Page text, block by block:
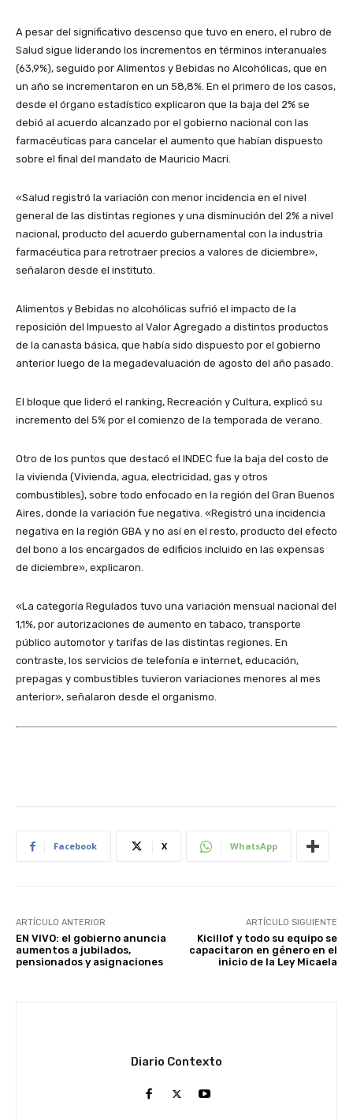
A pesar del significativo descenso que tuvo en enero, el rubro de
Salud sigue liderando los incrementos en términos interanuales
(63,9%), seguido por Alimentos y Bebidas no Alcohólicas, que en
un año se incrementaron en un 58,8%. En el primero de los casos,
desde el órgano estadístico explicaron que la baja del 2% se
debió al acuerdo alcanzado por el gobierno nacional con las
farmacéuticas para cancelar el aumento que habían dispuesto
sobre el final del mandato de Mauricio Macri.
«Salud registró la variación con menor incidencia en el nivel
general de las distintas regiones y una disminución del 2% a nivel
nacional, producto del acuerdo gubernamental con la industria
farmacéutica para retrotraer precios a valores de diciembre»,
señalaron desde el instituto.
Alimentos y Bebidas no alcohólicas sufrió el impacto de la
reposición del Impuesto al Valor Agregado a distintos productos
de la canasta básica, que había sido dispuesto por el gobierno
anterior luego de la megadevaluación de agosto del año pasado.
El bloque que lideró el ranking, Recreación y Cultura, explicó su
incremento del 5% por el comienzo de la temporada de verano.
Otro de los puntos que destacó el INDEC fue la baja del costo de
la vivienda (Vivienda, agua, electricidad, gas y otros
combustibles), sobre todo enfocado en la región del Gran Buenos
Aires, donde la variación fue negativa. «Registró una incidencia
negativa en la región GBA y no así en el resto, producto del efecto
del bono a los encargados de edificios incluido en las expensas
de diciembre», explicaron.
«La categoría Regulados tuvo una variación mensual nacional del
1,1%, por autorizaciones de aumento en tabaco, transporte
público automotor y tarifas de las distintas regiones. En
contraste, los servicios de telefonía e internet, educación,
prepagas y combustibles tuvieron variaciones menores al mes
anterior», señalaron desde el organismo.
Facebook X WhatsApp
ARTÍCULO ANTERIOR
EN VIVO: el gobierno anuncia
aumentos a jubilados,
pensionados y asignaciones
ARTÍCULO SIGUIENTE
Kicillof y todo su equipo se
capacitaron en género en el
inicio de la Ley Micaela
Diario Contexto